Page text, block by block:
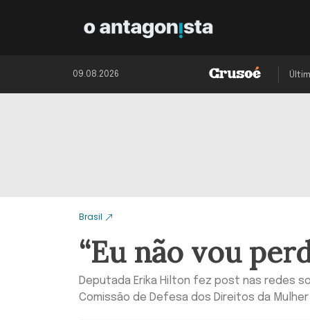
09.08.2026
Brasil
“Eu não vou
Deputada Erika Hilton fez post nas redes
Comissão de Defesa dos Direitos da Mulher